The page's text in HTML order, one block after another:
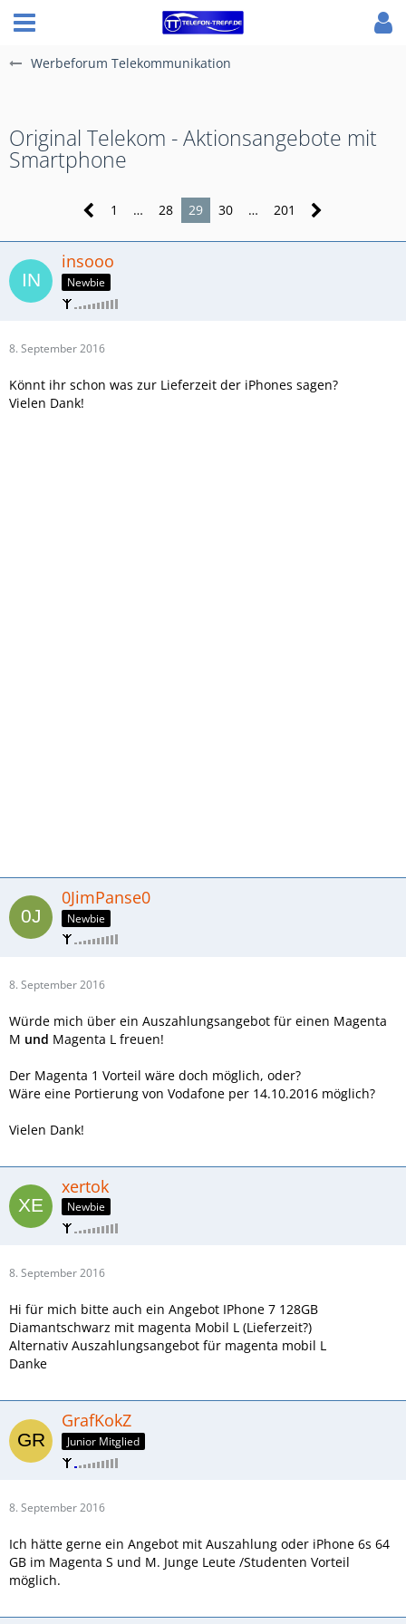
Werbeforum Telekommunikation
Original Telekom - Aktionsangebote mit
Smartphone
1 … 28 29 30 … 201
insooo
Newbie
8. September 2016
Könnt ihr schon was zur Lieferzeit der iPhones sagen?
Vielen Dank!
0JimPanse0
Newbie
8. September 2016
Würde mich über ein Auszahlungsangebot für einen Magenta
M und Magenta L freuen!
Der Magenta 1 Vorteil wäre doch möglich, oder?
Wäre eine Portierung von Vodafone per 14.10.2016 möglich?
Vielen Dank!
xertok
Newbie
8. September 2016
Hi für mich bitte auch ein Angebot IPhone 7 128GB
Diamantschwarz mit magenta Mobil L (Lieferzeit?)
Alternativ Auszahlungsangebot für magenta mobil L
Danke
GrafKokZ
Junior Mitglied
8. September 2016
Ich hätte gerne ein Angebot mit Auszahlung oder iPhone 6s 64
GB im Magenta S und M. Junge Leute /Studenten Vorteil
möglich.